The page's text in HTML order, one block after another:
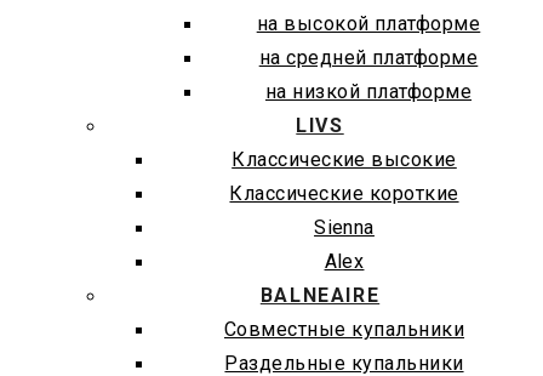
на высокой платформе
на средней платформе
на низкой платформе
LIVS
Классические высокие
Классические короткие
Sienna
Alex
BALNEAIRE
Совместные купальники
Раздельные купальники